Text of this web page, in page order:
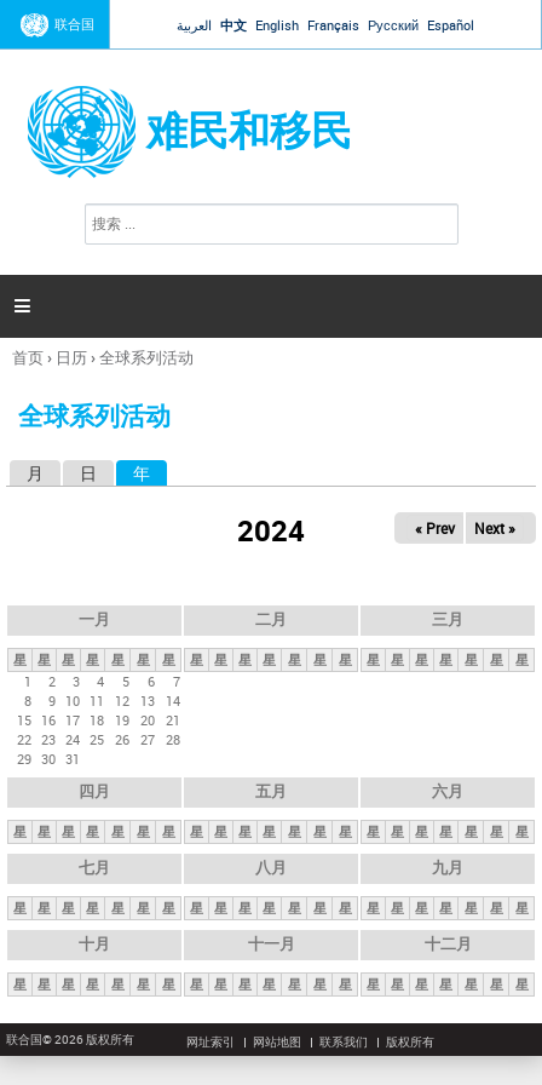
Jump to navigation
联合国 العربية 中文 English Français Русский Español
难民和移民
搜
索

你
这
首页› 日历›全球系列活动
全球系列活动
月 日 年
2024 « Prev Next »
一月
星 星 星 星 星 星
星
1
2 3 4 5 6
7
8
9 10 11 12 13
14
15 16 17 18 19 20 21
22 23 24 25 26 27 28
29 30 31
二月
星 星 星 星 星 星 星
三月
星 星 星 星 星 星 星
四月
星 星 星 星 星 星 星
五月
星 星 星 星 星 星 星
六月
星 星 星 星 星 星 星
七月
星 星 星 星 星 星 星
八月
星 星 星 星 星 星 星
九月
星 星 星 星 星 星 星
十月
星 星 星 星 星 星 星
十一月
星 星 星 星 星 星 星
十二月
星 星 星 星 星 星 星
联合国© 2026 版权所有 网址索引 网站地图 联系我们 版权所有